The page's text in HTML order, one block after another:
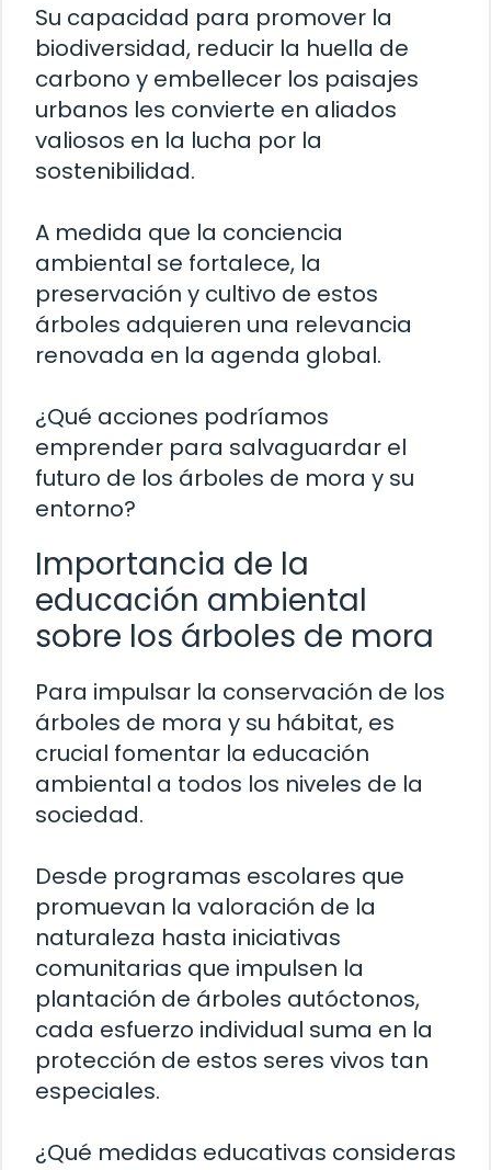
Su capacidad para promover la
biodiversidad, reducir la huella de
carbono y embellecer los paisajes
urbanos les convierte en aliados
valiosos en la lucha por la
sostenibilidad.
A medida que la conciencia
ambiental se fortalece, la
preservación y cultivo de estos
árboles adquieren una relevancia
renovada en la agenda global.
¿Qué acciones podríamos
emprender para salvaguardar el
futuro de los árboles de mora y su
entorno?
Importancia de la
educación ambiental
sobre los árboles de mora
Para impulsar la conservación de los
árboles de mora y su hábitat, es
crucial fomentar la educación
ambiental a todos los niveles de la
sociedad.
Desde programas escolares que
promuevan la valoración de la
naturaleza hasta iniciativas
comunitarias que impulsen la
plantación de árboles autóctonos,
cada esfuerzo individual suma en la
protección de estos seres vivos tan
especiales.
¿Qué medidas educativas consideras